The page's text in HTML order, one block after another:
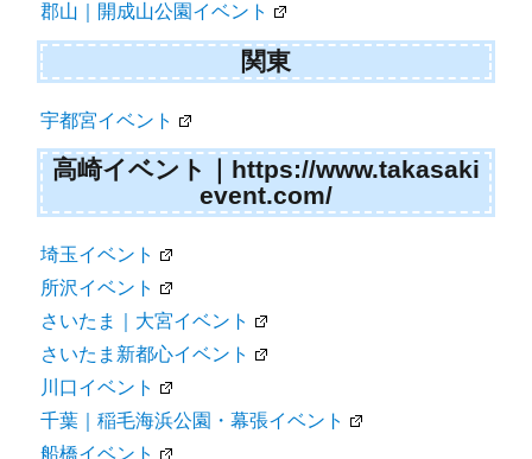
郡山｜開成山公園イベント
関東
宇都宮イベント
高崎イベント｜https://www.takasaki
event.com/
埼玉イベント
所沢イベント
さいたま｜大宮イベント
さいたま新都心イベント
川口イベント
千葉｜稲毛海浜公園・幕張イベント
船橋イベント